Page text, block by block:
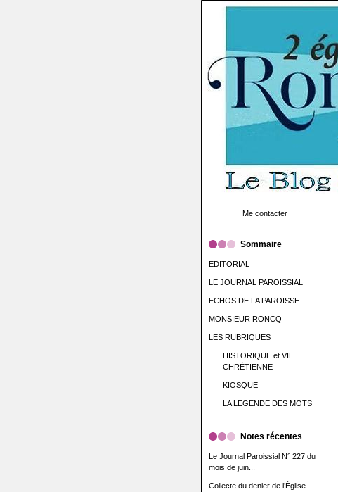
Me contacter
Sommaire
EDITORIAL
LE JOURNAL PAROISSIAL
ECHOS DE LA PAROISSE
MONSIEUR RONCQ
LES RUBRIQUES
HISTORIQUE et VIE
CHRÉTIENNE
KIOSQUE
LA LEGENDE DES MOTS
Notes récentes
Le Journal Paroissial N° 227 du
mois de juin...
Collecte du denier de l’Église